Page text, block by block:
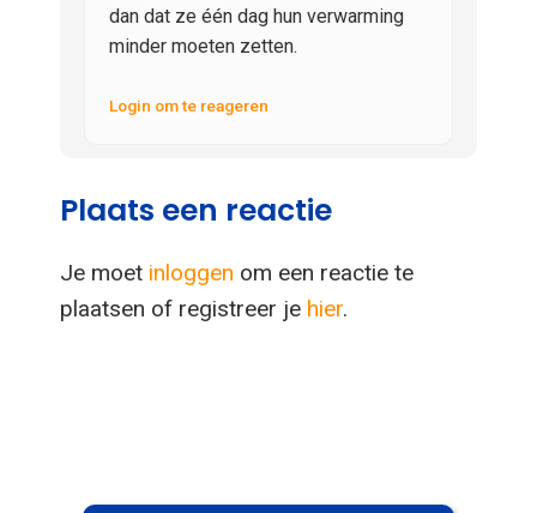
dan dat ze één dag hun verwarming
minder moeten zetten.
Login om te reageren
Plaats een reactie
Je moet inloggen om een reactie te
plaatsen of registreer je hier.